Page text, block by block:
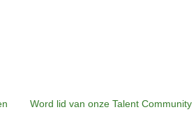
Word lid van onze Talent Community